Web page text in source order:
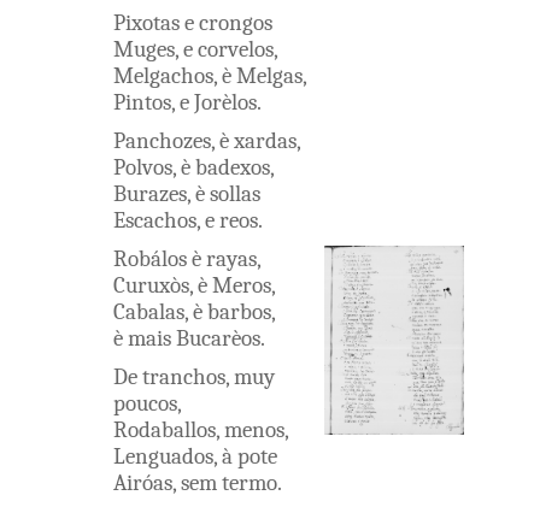
Pixotasecrongos
Muges,ecorvelos,
Melgachos,èMelgas,
Pintos,eJorèlos.
Panchozes,èxardas,
Polvos,èbadexos,
Burazes,èsollas
Escachos,ereos.
Robálosèrayas,
Curuxòs,èMeros,
Cabalas,èbarbos,
èmaisBucarèos.
Detranchos,muy
poucos,
Rodaballos,menos,
Lenguados,àpote
Airóas,semtermo.